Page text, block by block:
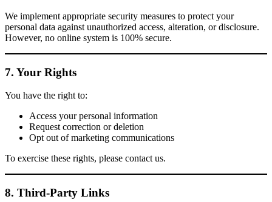
We implement appropriate security measures to protect your
personal data against unauthorized access, alteration, or disclosure.
However, no online system is 100% secure.
7. Your Rights
You have the right to:
Access your personal information
Request correction or deletion
Opt out of marketing communications
To exercise these rights, please contact us.
8. Third-Party Links